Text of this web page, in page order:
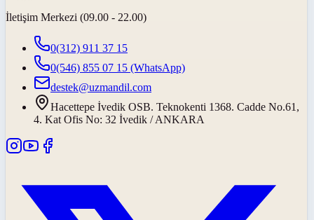
İletişim Merkezi (09.00 - 22.00)
0(312) 911 37 15
0(546) 855 07 15 (WhatsApp)
destek@uzmandil.com
Hacettepe İvedik OSB. Teknokenti 1368. Cadde No.61,
4. Kat Ofis No: 32 İvedik / ANKARA